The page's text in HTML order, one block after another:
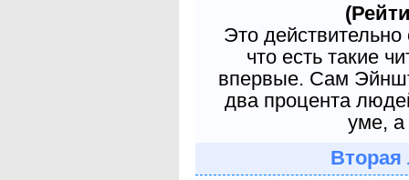
Это
что есть такие
впервые. Сам
два процента
уме, а
Вторая